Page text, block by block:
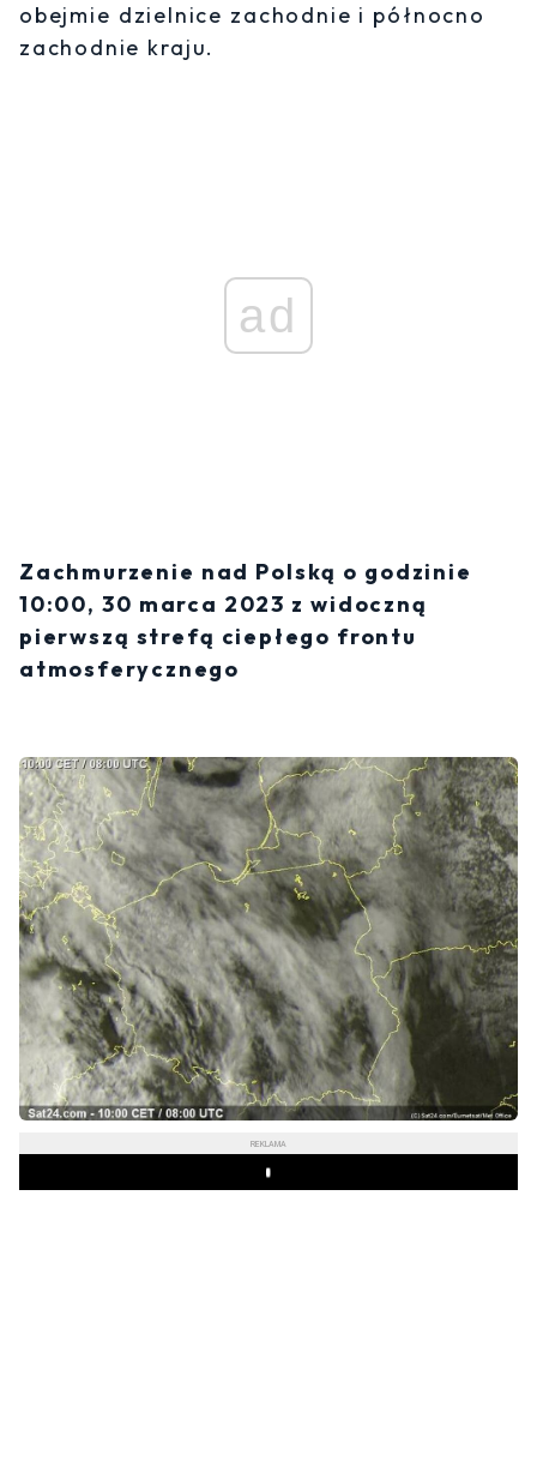
obejmie dzielnice zachodnie i północno
zachodnie kraju.
ad
Zachmurzenie nad Polską o godzinie
10:00, 30 marca 2023 z widoczną
pierwszą strefą ciepłego frontu
atmosferycznego
REKLAMA
Play